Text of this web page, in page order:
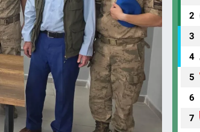
2
3
4
5
6
7